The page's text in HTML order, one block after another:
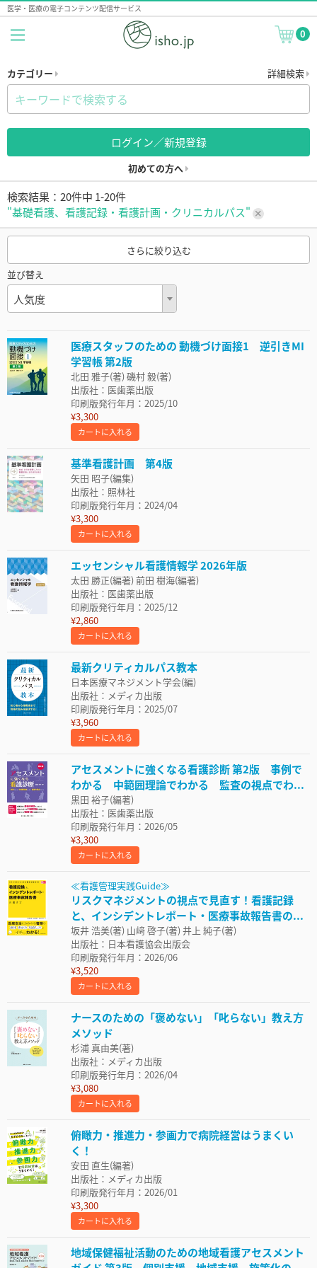
医学・医療の電子コンテンツ配信サービス
0
カテゴリー 詳細検索
ログイン／新規登録
初めての方へ
検索結果：20件中 1-20件
"基礎看護、看護記録・看護計画・クリニカルパス"
さらに絞り込む
並び替え
人気度
医療スタッフのための 動機づけ面接1 逆引きMI
学習帳 第2版
北田 雅子(著) 磯村 毅(著)
出版社：医歯薬出版
印刷版発行年月：2025/10
¥3,300
カートに入れる
基準看護計画 第4版
矢田 昭子(編集)
出版社：照林社
印刷版発行年月：2024/04
¥3,300
カートに入れる
エッセンシャル看護情報学 2026年版
太田 勝正(編著) 前田 樹海(編著)
出版社：医歯薬出版
印刷版発行年月：2025/12
¥2,860
カートに入れる
最新クリティカルパス教本
日本医療マネジメント学会(編)
出版社：メディカ出版
印刷版発行年月：2025/07
¥3,960
カートに入れる
アセスメントに強くなる看護診断 第2版 事例で
わかる 中範囲理論でわかる 監査の視点でわ...
黒田 裕子(編著)
出版社：医歯薬出版
印刷版発行年月：2026/05
¥3,300
カートに入れる
≪看護管理実践Guide≫
リスクマネジメントの視点で見直す！看護記録
と、インシデントレポート・医療事故報告書の...
坂井 浩美(著) 山﨑 啓子(著) 井上 純子(著)
出版社：日本看護協会出版会
印刷版発行年月：2026/06
¥3,520
カートに入れる
ナースのための「褒めない」「叱らない」教え方
メソッド
杉浦 真由美(著)
出版社：メディカ出版
印刷版発行年月：2026/04
¥3,080
カートに入れる
俯瞰力・推進力・参画力で病院経営はうまくい
く！
安田 直生(編著)
出版社：メディカ出版
印刷版発行年月：2026/01
¥3,300
カートに入れる
地域保健福祉活動のための地域看護アセスメント